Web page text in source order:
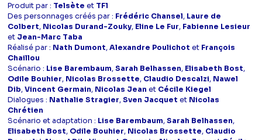
Produit par : Telsète et TF1
Des personnages créés par : Frédéric Chansel, Laure de
Colbert, Nicolas Durand-Zouky, Eline Le Fur, Fabienne Lesieur
et Jean-Marc Taba
Réalisé par : Nath Dumont,Alexandre Poulichot et François
Chaillou
Scénario : Lise Barembaum,Sarah Belhassen, Elisabeth Bost,
Odile Bouhier, Nicolas Brossette, Claudio Descalzi, Nawel
Dib,Vincent Germain, Nicolas Jean et Cécile Kiegel
Dialogues : Nathalie Stragier,Sven Jacquet et Nicolas
Chrétien
Scénario et adaptation : Lise Barembaum,Sarah Belhassen,
Elisabeth Bost, Odile Bouhier, Nicolas Brossette, Claudio